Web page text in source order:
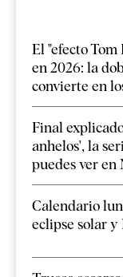
El "efecto
en 2026: la
convierte en
Final
anhelos', la
puedes ver en
Calendario
eclipse solar y